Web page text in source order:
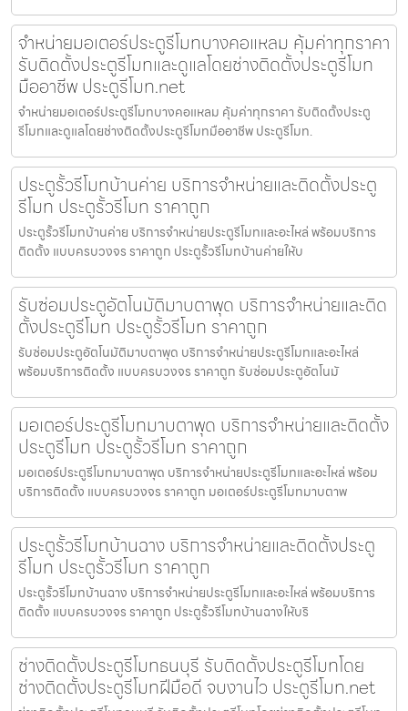
จำหน่ายมอเตอร์ประตูรีโมทบางคอแหลม คุ้มค่าทุกราคา
รับติดตั้งประตูรีโมทและดูแลโดยช่างติดตั้งประตูรีโมท
มืออาชีพ ประตูรีโมท.net
จำหน่ายมอเตอร์ประตูรีโมทบางคอแหลม คุ้มค่าทุกราคา รับติดตั้งประตู
รีโมทและดูแลโดยช่างติดตั้งประตูรีโมทมืออาชีพ ประตูรีโมท.
ประตูรั้วรีโมทบ้านค่าย บริการจำหน่ายและติดตั้งประตู
รีโมท ประตูรั้วรีโมท ราคาถูก
ประตูรั้วรีโมทบ้านค่าย บริการจำหน่ายประตูรีโมทและอะไหล่ พร้อมบริการ
ติดตั้ง แบบครบวงจร ราคาถูก ประตูรั้วรีโมทบ้านค่ายให้บ
รับซ่อมประตูอัตโนมัติมาบตาพุด บริการจำหน่ายและติด
ตั้งประตูรีโมท ประตูรั้วรีโมท ราคาถูก
รับซ่อมประตูอัตโนมัติมาบตาพุด บริการจำหน่ายประตูรีโมทและอะไหล่
พร้อมบริการติดตั้ง แบบครบวงจร ราคาถูก รับซ่อมประตูอัตโนมั
มอเตอร์ประตูรีโมทมาบตาพุด บริการจำหน่ายและติดตั้ง
ประตูรีโมท ประตูรั้วรีโมท ราคาถูก
มอเตอร์ประตูรีโมทมาบตาพุด บริการจำหน่ายประตูรีโมทและอะไหล่ พร้อม
บริการติดตั้ง แบบครบวงจร ราคาถูก มอเตอร์ประตูรีโมทมาบตาพ
ประตูรั้วรีโมทบ้านฉาง บริการจำหน่ายและติดตั้งประตู
รีโมท ประตูรั้วรีโมท ราคาถูก
ประตูรั้วรีโมทบ้านฉาง บริการจำหน่ายประตูรีโมทและอะไหล่ พร้อมบริการ
ติดตั้ง แบบครบวงจร ราคาถูก ประตูรั้วรีโมทบ้านฉางให้บริ
ช่างติดตั้งประตูรีโมทธนบุรี รับติดตั้งประตูรีโมทโดย
ช่างติดตั้งประตูรีโมทฝีมือดี จบงานไว ประตูรีโมท.net